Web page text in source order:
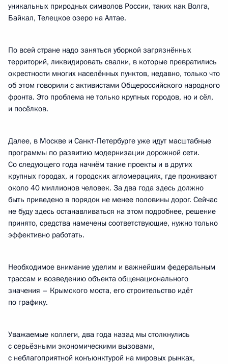
уникальных природных символов России, таких как Волга,
Байкал, Телецкое озеро на Алтае.
По всей стране надо заняться уборкой загрязнённых
территорий, ликвидировать свалки, в которые превратились
окрестности многих населённых пунктов, недавно, только что
об этом говорили с активистами Общероссийского народного
фронта. Это проблема не только крупных городов, но и сёл,
и посёлков.
Далее, в Москве и Санкт-Петербурге уже идут масштабные
программы по развитию модернизации дорожной сети.
Со следующего года начнём такие проекты и в других
крупных городах, и городских агломерациях, где проживают
около 40 миллионов человек. За два года здесь должно
быть приведено в порядок не менее половины дорог. Сейчас
не буду здесь останавливаться на этом подробнее, решение
принято, средства намечены соответствующие, нужно только
эффективно работать.
Необходимое внимание уделим и важнейшим федеральным
трассам и возведению объекта общенационального
значения – Крымского моста, его строительство идёт
по графику.
Уважаемые коллеги, два года назад мы столкнулись
с серьёзными экономическими вызовами,
с неблагоприятной конъюнктурой на мировых рынках,